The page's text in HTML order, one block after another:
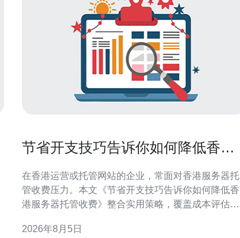
节省开支技巧告诉你如何降低香港
在香港运营或托管网站的企业，常面对香港服务器托
管收费压力。本文《节省开支技巧告诉你如何降低香
港服务器托管收费》整合实用策略，覆盖成本评估、
在不牺牲稳定性与合规性的前提下，帮助企业有效降
2026年8月5日